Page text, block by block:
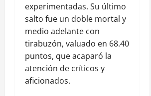
experimentadas. Su último
salto fue un doble mortal y
medio adelante con
tirabuzón, valuado en 68.40
puntos, que acaparó la
atención de críticos y
aficionados.